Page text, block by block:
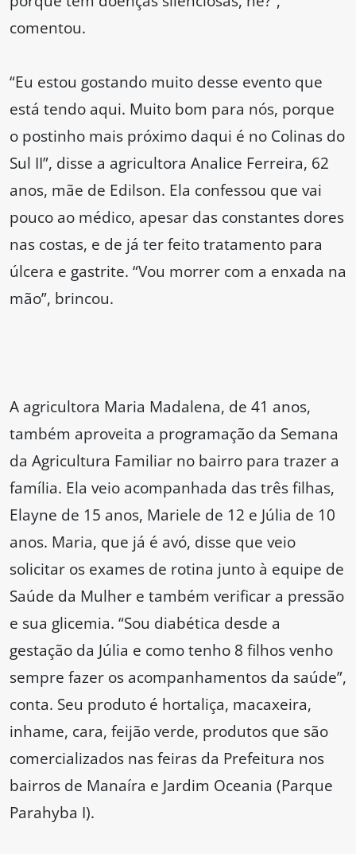
comentou.
“Eu estou gostando muito desse evento que
está tendo aqui. Muito bom para nós, porque
o postinho mais próximo daqui é no Colinas do
Sul II”, disse a agricultora Analice Ferreira, 62
anos, mãe de Edilson. Ela confessou que vai
pouco ao médico, apesar das constantes dores
nas costas, e de já ter feito tratamento para
úlcera e gastrite. “Vou morrer com a enxada na
mão”, brincou.
A agricultora Maria Madalena, de 41 anos,
também aproveita a programação da Semana
da Agricultura Familiar no bairro para trazer a
família. Ela veio acompanhada das três filhas,
Elayne de 15 anos, Mariele de 12 e Júlia de 10
anos. Maria, que já é avó, disse que veio
solicitar os exames de rotina junto à equipe de
Saúde da Mulher e também verificar a pressão
e sua glicemia. “Sou diabética desde a
gestação da Júlia e como tenho 8 filhos venho
sempre fazer os acompanhamentos da saúde”,
conta. Seu produto é hortaliça, macaxeira,
inhame, cara, feijão verde, produtos que são
comercializados nas feiras da Prefeitura nos
bairros de Manaíra e Jardim Oceania (Parque
Parahyba I).